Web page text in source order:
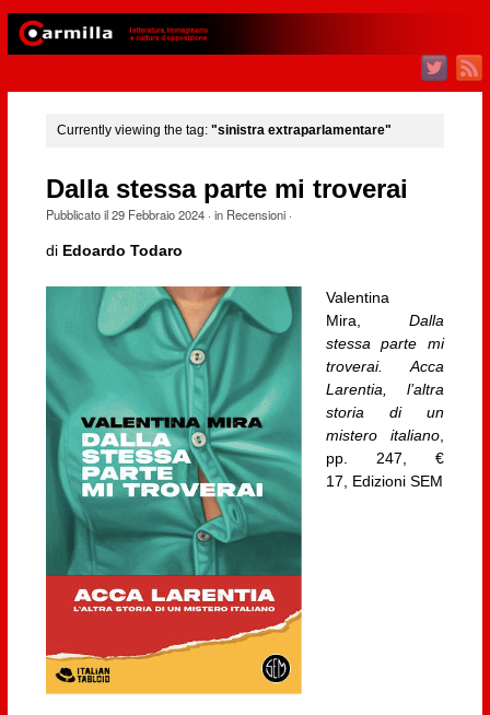
Currently viewing the tag: "sinistra extraparlamentare"
Dalla stessa parte mi troverai
Pubblicato il29 Febbraio 2024· in Recensioni·
di Edoardo Todaro
Valentina
Mira, Dalla
stessa parte mi
troverai. Acca
Larentia, l’altra
storia di un
mistero italiano,
pp. 247, €
17, Edizioni SEM